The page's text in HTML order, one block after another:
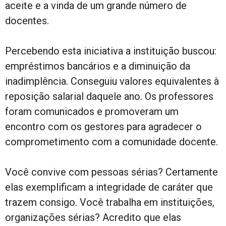
aceite e a vinda de um grande número de
docentes.
Percebendo esta iniciativa a instituição buscou:
empréstimos bancários e a diminuição da
inadimplência. Conseguiu valores equivalentes à
reposição salarial daquele ano. Os professores
foram comunicados e promoveram um
encontro com os gestores para agradecer o
comprometimento com a comunidade docente.
Você convive com pessoas sérias? Certamente
elas exemplificam a integridade de caráter que
trazem consigo. Você trabalha em instituições,
organizações sérias? Acredito que elas